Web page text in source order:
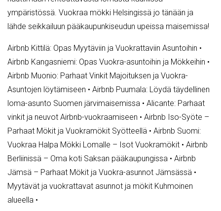
ympäristössä. Vuokraa mökki Helsingissä jo tänään ja
lähde seikkailuun pääkaupunkiseudun upeissa maisemissa!
Airbnb Kittilä: Opas Myytäviin ja Vuokrattaviin Asuntoihin •
Airbnb Kangasniemi: Opas Vuokra-asuntoihin ja Mökkeihin •
Airbnb Muonio: Parhaat Vinkit Majoituksen ja Vuokra-
Asuntojen löytämiseen • Airbnb Puumala: Löydä täydellinen
loma-asunto Suomen järvimaisemissa • Alicante: Parhaat
vinkit ja neuvot Airbnb-vuokraamiseen • Airbnb Iso-Syöte –
Parhaat Mökit ja Vuokramökit Syötteellä • Airbnb Suomi:
Vuokraa Halpa Mökki Lomalle – Isot Vuokramökit • Airbnb
Berliinissä – Oma koti Saksan pääkaupungissa • Airbnb
Jämsä – Parhaat Mökit ja Vuokra-asunnot Jämsässä •
Myytävät ja vuokrattavat asunnot ja mökit Kuhmoinen
alueella •